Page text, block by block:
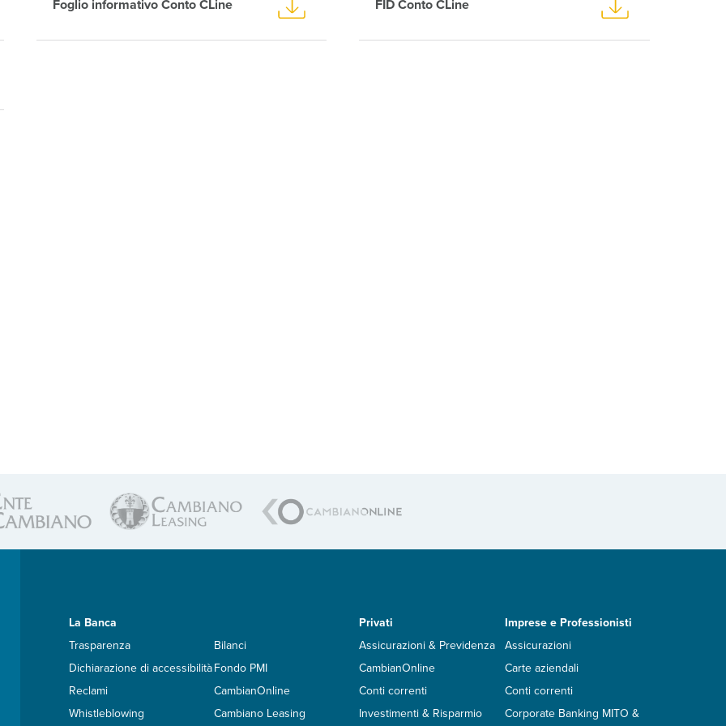
Foglio informativo Conto CLine FID Conto CLine
La Banca
Trasparenza
Dichiarazione di accessibilità
Reclami
Whistleblowing
Bilanci
Fondo PMI
CambianOnline
Cambiano Leasing
Privati
Assicurazioni & Previdenza
CambianOnline
Conti correnti
Investimenti & Risparmio
Imprese e Professionisti
Assicurazioni
Carte aziendali
Conti correnti
Corporate Banking MITO &